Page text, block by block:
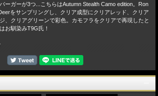
ーガーが3つ...こちらはAutumn Stealth Camo edition。Ron
をサンプリングし、クリア成型にクリアレッド、クリア
、クリアグリーンで彩色。カモフラをクリアで再現したと
お馴染みT9G氏！